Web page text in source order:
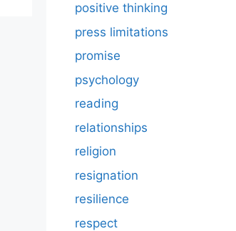
positive thinking
press limitations
promise
psychology
reading
relationships
religion
resignation
resilience
respect